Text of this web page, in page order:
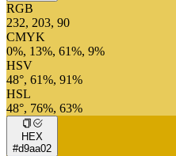
RGB
232, 203, 90
CMYK
0%, 13%, 61%, 9%
HSV
48°, 61%, 91%
HSL
48°, 76%, 63%
HEX
#d9aa02